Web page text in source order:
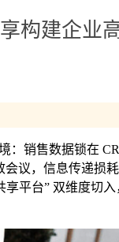
构建企业
：销售数据锁在
议，信息传递损
平台” 双维度切